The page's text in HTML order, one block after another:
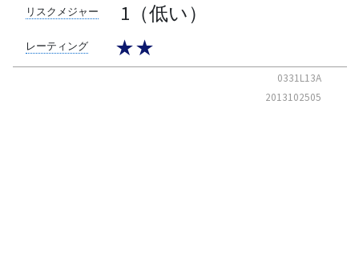
リスクメジャー 1（低い）
レーティング ★★
0331L13A
2013102505